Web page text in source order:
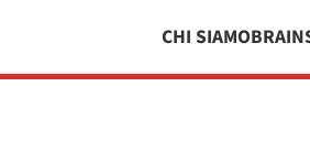
CHI SIAMO